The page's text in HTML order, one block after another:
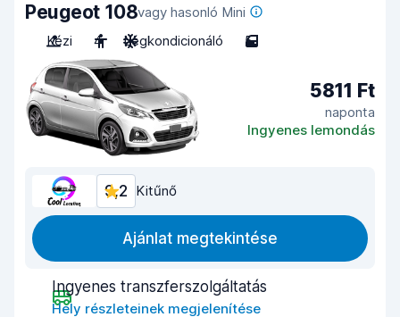
Peugeot 108vagy hasonló Mini
Kézi
4 Légkondicionáló 5
5811 Ft
naponta
Ingyenes lemondás
9,2 Kitűnő
Ajánlat megtekintése
Ingyenes transzferszolgáltatás
Hely részleteinek megjelenítése